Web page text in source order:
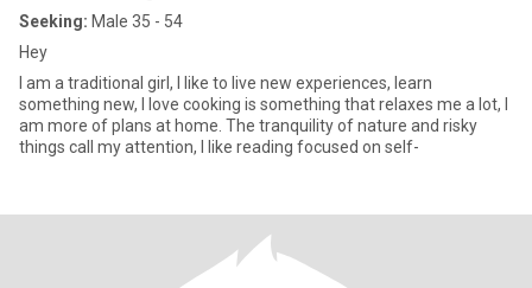
Seeking: Male 35 - 54
Hey
I am a traditional girl, I like to live new experiences, learn
something new, I love cooking is something that relaxes me a lot, I
am more of plans at home. The tranquility of nature and risky
things call my attention, I like reading focused on self-